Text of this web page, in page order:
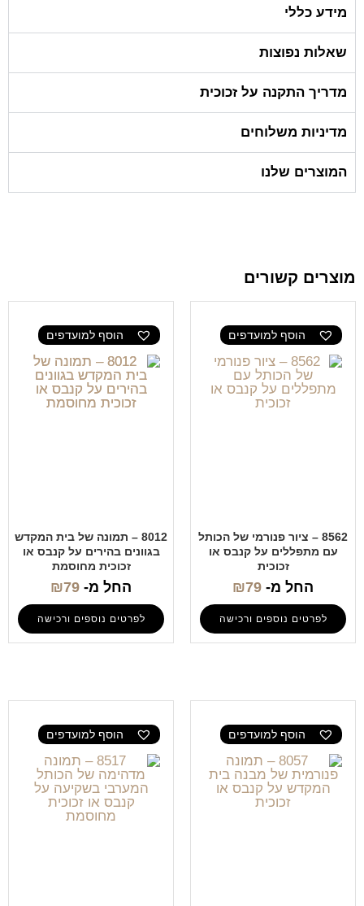
מידע כללי
שאלות נפוצות
מדריך התקנה על זכוכית
מדיניות משלוחים
המוצרים שלנו
מוצרים קשורים
הוסף למועדפים
8562 – ציור פנורמי של הכותל
עם מתפללים על קנבס או
זכוכית
החל מ- ₪79
לפרטים נוספים ורכישה
הוסף למועדפים
8012 – תמונה של בית המקדש
בגוונים בהירים על קנבס או
זכוכית מחוסמת
החל מ- ₪79
לפרטים נוספים ורכישה
הוסף למועדפים הוסף למועדפים